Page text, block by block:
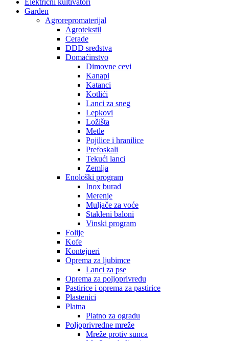
Električni kultivatori
Garden
Agrorepromaterijal
Agrotekstil
Cerade
DDD sredstva
Domaćinstvo
Dimovne cevi
Kanapi
Katanci
Kotlići
Lanci za sneg
Lepkovi
Ložišta
Metle
Pojilice i hranilice
Prefoskali
Tekući lanci
Zemlja
Enološki program
Inox burad
Merenje
Muljače za voće
Stakleni baloni
Vinski program
Folije
Kofe
Kontejneri
Oprema za ljubimce
Lanci za pse
Oprema za poljoprivredu
Pastirice i oprema za pastirice
Plastenici
Platna
Platno za ogradu
Poljoprivredne mreže
Mreže protiv sunca